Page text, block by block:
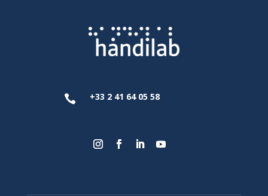
 +33 2 41 64 05 58